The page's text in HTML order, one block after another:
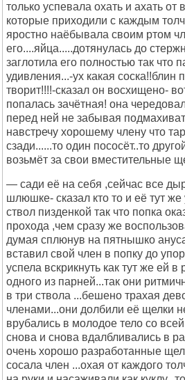
только успевала охать и ахать
которые приходили с каждым
яростно наёбывала своим ртом
его....яйца.....дотянулась до
заглотила его полностью так что
удивления...-ух какая соска!!блин
творит!!!!-сказал он восхищено-
попалась зачётная! она
перед ней не забывая
навстречу хорошему члену что
сзади......то один пососёт..то
возьмёт за свои вместительные
— сади её на себя ,сейчас все
шлюшке- сказал кто то и её тут же
ствол пизденкой так что попка
прохода ,чем сразу же
думая сплюнув на пятнышко
вставил свой член в попку до
успела вскрикнуть как тут же ей
одного из парней...так они
в три ствола ...бешено трахая
членами...они долбили её щелки
врубались в молодое тело со
снова и снова вдалбливались в
очень хорошо разработанные
сосала член ...охая от каждого